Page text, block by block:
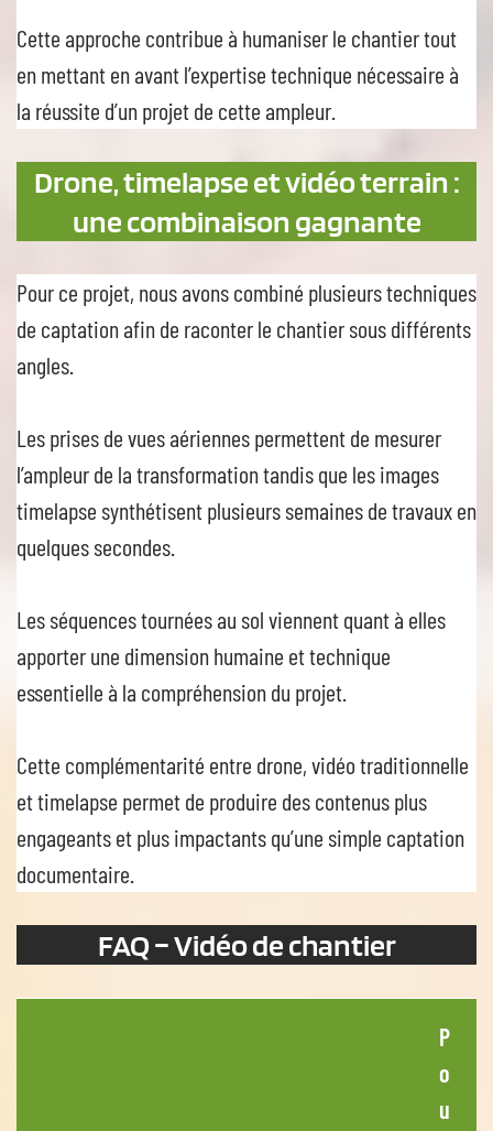
Cette approche contribue à humaniser le chantier tout
en mettant en avant l’expertise technique nécessaire à
la réussite d’un projet de cette ampleur.
Drone, timelapse et vidéo terrain :
une combinaison gagnante
Pour ce projet, nous avons combiné plusieurs techniques
de captation afin de raconter le chantier sous différents
angles.
Les prises de vues aériennes permettent de mesurer
l’ampleur de la transformation tandis que les images
timelapse synthétisent plusieurs semaines de travaux en
quelques secondes.
Les séquences tournées au sol viennent quant à elles
apporter une dimension humaine et technique
essentielle à la compréhension du projet.
Cette complémentarité entre drone, vidéo traditionnelle
et timelapse permet de produire des contenus plus
engageants et plus impactants qu’une simple captation
documentaire.
FAQ – Vidéo de chantier
P
o
u